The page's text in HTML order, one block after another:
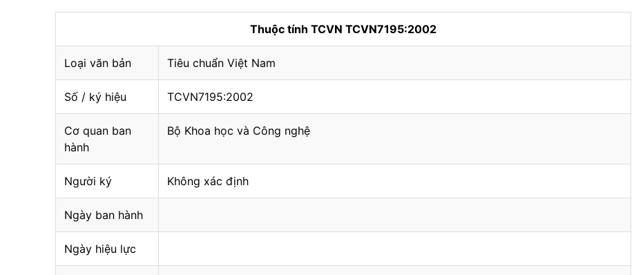
Thuộc tính TCVN TCVN7195:2002
Loại văn bản Tiêu chuẩn Việt Nam
Số / ký hiệu TCVN7195:2002
Cơ quan ban
hành
Bộ Khoa học và Công nghệ
Người ký Không xác định
Ngày ban hành
Ngày hiệu lực